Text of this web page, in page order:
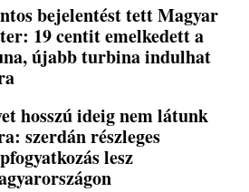
bejelentést tett Magyar
19 centit emelkedett a
újabb turbina indulhat
hosszú ideig nem látunk
szerdán részleges
lesz